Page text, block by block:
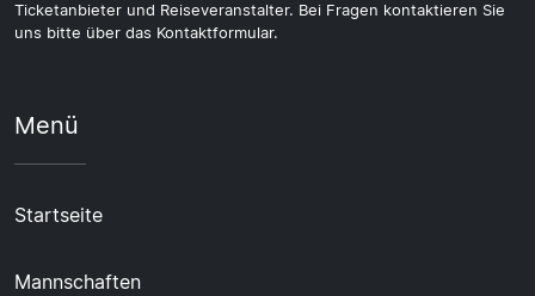
Ticketanbieter und Reiseveranstalter. Bei Fragen kontaktieren Sie
uns bitte über das Kontaktformular.
Menü
Startseite
Mannschaften